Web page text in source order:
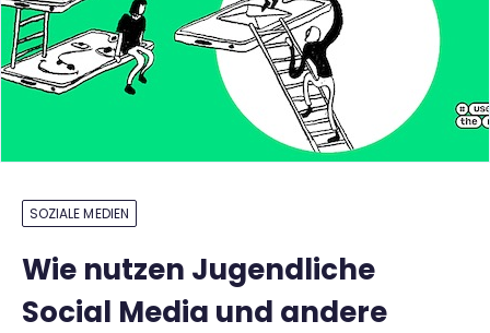
SOZIALE MEDIEN
Wie nutzen Jugendliche
Social Media und andere